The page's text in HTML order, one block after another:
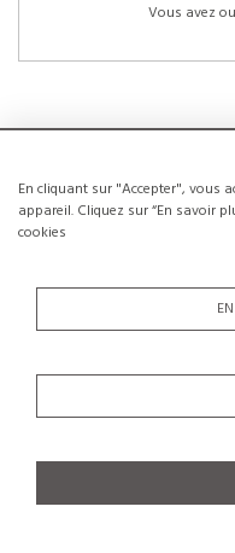
En cliquant sur "Accepter", vous
appareil. Cliquez sur “En savoir
cookies
Vous avez
La création d’un compte a de